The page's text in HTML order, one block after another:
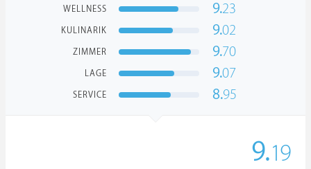
WELLNESS 9.23
KULINARIK 9.02
ZIMMER 9.70
LAGE 9.07
SERVICE 8.95
9.19